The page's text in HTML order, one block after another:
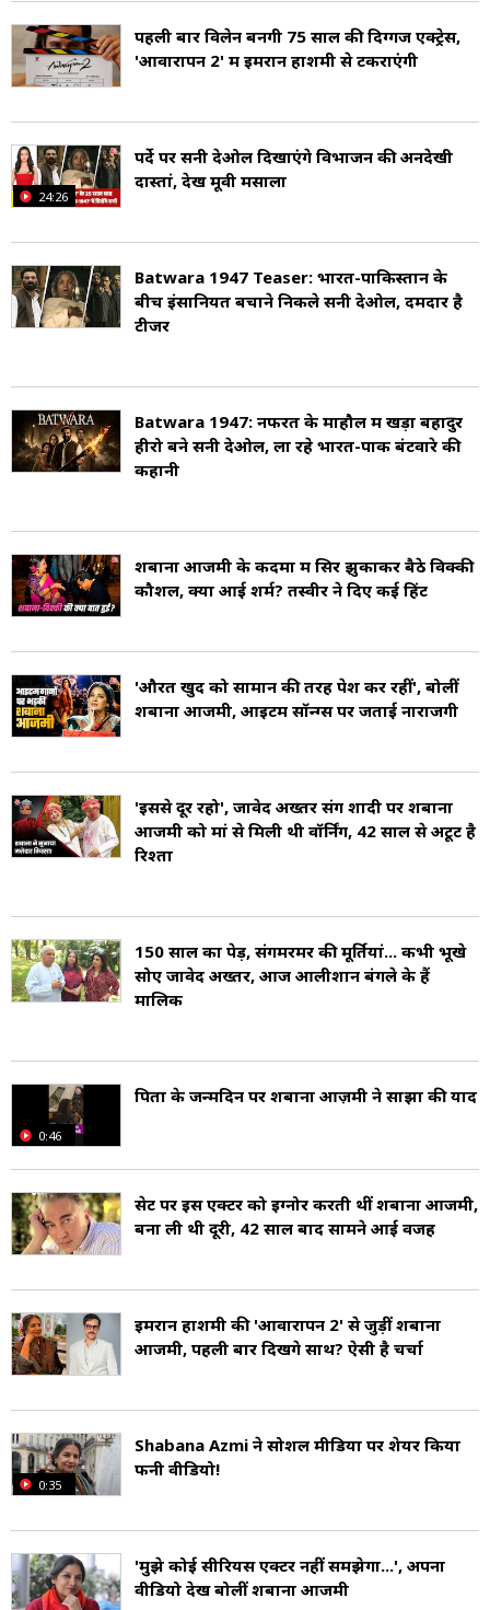
Azmi Parents). उनके माता-पिता उन्हें मुन्नी कहकर
बुलाते थे.
शबना आज़मी ने क्वीन मैरी स्कूल, मुंबई से पढ़ाई की.
उन्होंने मुंबई के सेंट जेवियर्स कॉलेज से मनोविज्ञान में
स्नातक की डिग्री पूरी की, और इसके बाद फिल्म एंड
टेलीविजन इंस्टीट्यूट ऑफ इंडिया (FTII), पुणे में अभिनय
का कोर्स किया. उन्होंने कवि और पटकथा लेखक जावेद
अख्तर से शादी की है (Shabana Azmi Education).
पहली बार विलेन बनेंगी 75 साल की दिग्गज एक्ट्रेस,
'आवारापन 2' में इमरान हाशमी से टकराएंगी
24:26
पर्दे पर सनी देओल दिखाएंगे विभाजन की अनदेखी
दास्तां, देखें मूवी मसाला
Batwara 1947 Teaser: भारत-पाकिस्तान के
बीच इंसानियत बचाने निकले सनी देओल, दमदार है
टीजर
Batwara 1947: नफरत के माहौल में खड़ा बहादुर
हीरो बने सनी देओल, ला रहे भारत-पाक बंटवारे की
कहानी
शबाना आजमी के कदमों में सिर झुकाकर बैठे विक्की
कौशल, क्यों आई शर्म? तस्वीर ने दिए कई ह‍िंट
'औरतें खुद को सामान की तरह पेश कर रहीं', बोलीं
शबाना आजमी, आइटम सॉन्ग्स पर जताई नाराजगी
'इससे दूर रहो', जावेद अख्तर संग शादी पर शबाना
आजमी को मां से मिली थी वॉर्निंग, 42 साल से अटूट है
रिश्ता
150 साल का पेड़, संगमरमर की मूर्तियां... कभी भूखे
सोए जावेद अख्तर, आज आलीशान बंगले के हैं
मालिक
0:46
पिता के जन्मदिन पर शबाना आज़मी ने साझा की यादें
सेट पर इस एक्टर को इग्नोर करती थीं शबाना आजमी,
बना ली थी दूरी, 42 साल बाद सामने आई वजह
इमरान हाशमी की 'आवारापन 2' से जुड़ीं शबाना
आजमी, पहली बार दिखेंगे साथ? ऐसी है चर्चा
0:35
Shabana Azmi ने सोशल मीडिया पर शेयर किया
फनी वीडियो!
'मुझे कोई सीरियस एक्टर नहीं समझेगा...', अपना
वीडियो देख बोलीं शबाना आजमी